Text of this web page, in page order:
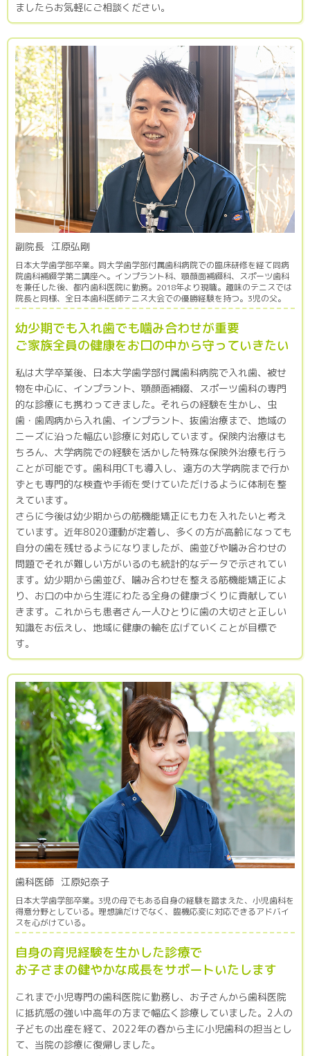
ましたらお気軽にご相談ください。
副院長 江原弘剛
日本大学歯学部卒業。同大学歯学部付属歯科病院での臨床研修を経て同病
院歯科補綴学第二講座へ。インプラント科、顎顔面補綴科、スポーツ歯科
を兼任した後、都内歯科医院に勤務。2018年より現職。趣味のテニスでは
院長と同様、全日本歯科医師テニス大会での優勝経験を持つ。3児の父。
幼少期でも入れ歯でも噛み合わせが重要
ご家族全員の健康をお口の中から守っていきたい
私は大学卒業後、日本大学歯学部付属歯科病院で入れ歯、被せ
物を中心に、インプラント、顎顔面補綴、スポーツ歯科の専門
的な診療にも携わってきました。それらの経験を生かし、虫
歯・歯周病から入れ歯、インプラント、抜歯治療まで、地域の
ニーズに沿った幅広い診療に対応しています。保険内治療はも
ちろん、大学病院での経験を活かした特殊な保険外治療も行う
ことが可能です。歯科用CTも導入し、遠方の大学病院まで行か
ずとも専門的な検査や手術を受けていただけるように体制を整
えています。
さらに今後は幼少期からの筋機能矯正にも力を入れたいと考え
ています。近年8020運動が定着し、多くの方が高齢になっても
自分の歯を残せるようになりましたが、歯並びや噛み合わせの
問題でそれが難しい方がいるのも統計的なデータで示されてい
ます。幼少期から歯並び、噛み合わせを整える筋機能矯正によ
り、お口の中から生涯にわたる全身の健康づくりに貢献してい
きます。これからも患者さん一人ひとりに歯の大切さと正しい
知識をお伝えし、地域に健康の輪を広げていくことが目標で
す。
歯科医師 江原妃奈子
日本大学歯学部卒業。3児の母でもある自身の経験を踏まえた、小児歯科を
得意分野としている。理想論だけでなく、臨機応変に対応できるアドバイ
スを心がけている。
自身の育児経験を生かした診療で
お子さまの健やかな成長をサポートいたします
これまで小児専門の歯科医院に勤務し、お子さんから歯科医院
に抵抗感の強い中高年の方まで幅広く診療していました。2人の
子どもの出産を経て、2022年の春から主に小児歯科の担当とし
て、当院の診療に復帰しました。